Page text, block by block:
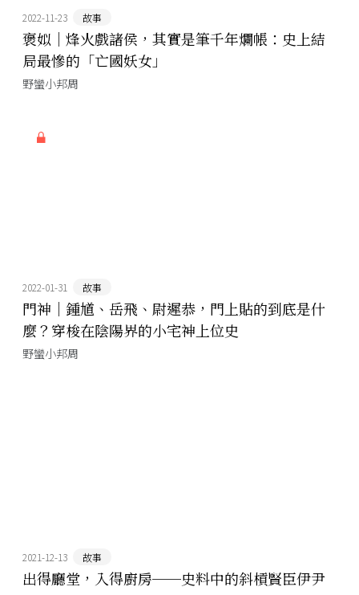
2022-11-23 故事
褒姒｜烽火戲諸侯，其實是筆千年爛帳：史上結
局最慘的「亡國妖女」
野蠻小邦周
2022-01-31 故事
門神｜鍾馗、岳飛、尉遲恭，門上貼的到底是什
麼？穿梭在陰陽界的小宅神上位史
野蠻小邦周
2021-12-13 故事
出得廳堂，入得廚房──史料中的斜槓賢臣伊尹